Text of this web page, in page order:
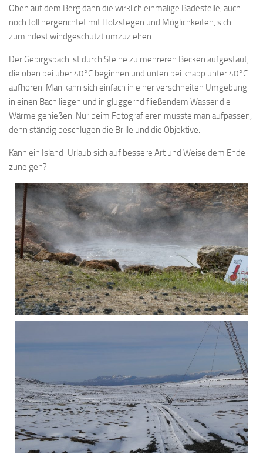
Oben auf dem Berg dann die wirklich einmalige Badestelle, auch
noch toll hergerichtet mit Holzstegen und Möglichkeiten, sich
zumindest windgeschützt umzuziehen:
Der Gebirgsbach ist durch Steine zu mehreren Becken aufgestaut,
die oben bei über 40°C beginnen und unten bei knapp unter 40°C
aufhören. Man kann sich einfach in einer verschneiten Umgebung
in einen Bach liegen und in gluggernd fließendem Wasser die
Wärme genießen. Nur beim Fotografieren musste man aufpassen,
denn ständig beschlugen die Brille und die Objektive.
Kann ein Island-Urlaub sich auf bessere Art und Weise dem Ende
zuneigen?